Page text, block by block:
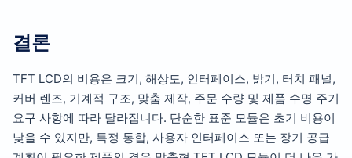
결론
TFT LCD의 비용은 크기, 해상도, 인터페이스, 밝기, 터치 패널,
커버 렌즈, 기계적 구조, 맞춤 제작, 주문 수량 및 제품 수명 주기
요구 사항에 따라 달라집니다. 단순한 표준 모듈은 초기 비용이
낮을 수 있지만, 특정 통합, 사용자 인터페이스 또는 장기 공급